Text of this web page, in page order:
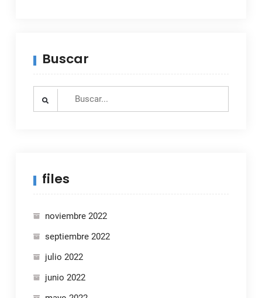
Buscar
Search
files
noviembre 2022
septiembre 2022
julio 2022
junio 2022